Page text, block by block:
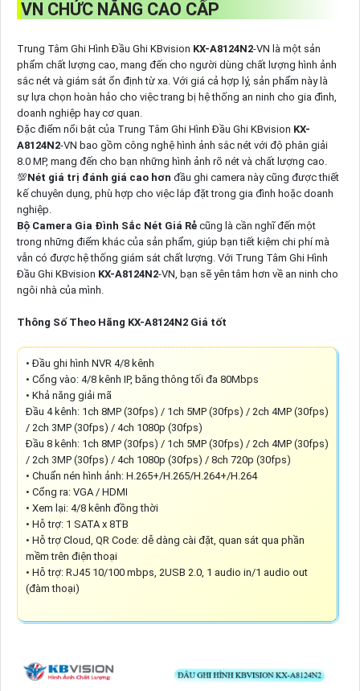
VN CHỨC NĂNG CAO CẤP
Trung Tâm Ghi Hình Đầu Ghi KBvision KX-A8124N2-VN là một sản
phẩm chất lượng cao, mang đến cho người dùng chất lượng hình ảnh
sắc nét và giám sát ổn định từ xa. Với giá cả hợp lý, sản phẩm này là
sự lựa chọn hoàn hảo cho việc trang bị hệ thống an ninh cho gia đình,
doanh nghiệp hay cơ quan.
Đặc điểm nổi bật của Trung Tâm Ghi Hình Đầu Ghi KBvision KX-
A8124N2-VN bao gồm công nghệ hình ảnh sắc nét với độ phân giải
8.0 MP, mang đến cho bạn những hình ảnh rõ nét và chất lượng cao.
💯Nét giá trị đánh giá cao hơn đầu ghi camera này cũng được thiết
kế chuyên dụng, phù hợp cho việc lắp đặt trong gia đình hoặc doanh
nghiệp.
Bộ Camera Gia Đình Sắc Nét Giá Rẻcũng là cần nghĩ đến một
trong những điểm khác của sản phẩm, giúp bạn tiết kiệm chi phí mà
vẫn có được hệ thống giám sát chất lượng. Với Trung Tâm Ghi Hình
Đầu Ghi KBvision KX-A8124N2-VN, bạn sẽ yên tâm hơn về an ninh cho
ngôi nhà của mình.
Thông Số Theo Hãng KX-A8124N2 Giá tốt
• Đầu ghi hình NVR 4/8 kênh
• Cổng vào: 4/8 kênh IP, băng thông tối đa 80Mbps
• Khả năng giải mã
Đầu 4 kênh: 1ch 8MP (30fps) / 1ch 5MP (30fps) / 2ch 4MP (30fps)
/ 2ch 3MP (30fps) / 4ch 1080p (30fps)
Đầu 8 kênh: 1ch 8MP (30fps) / 1ch 5MP (30fps) / 2ch 4MP (30fps)
/ 2ch 3MP (30fps) / 4ch 1080p (30fps) / 8ch 720p (30fps)
• Chuẩn nén hình ảnh: H.265+/H.265/H.264+/H.264
• Cổng ra: VGA / HDMI
• Xem lại: 4/8 kênh đồng thời
• Hỗ trợ: 1 SATA x 8TB
• Hỗ trợ Cloud, QR Code: dễ dàng cài đặt, quan sát qua phần
mềm trên điện thoại
• Hỗ trợ: RJ45 10/100 mbps, 2USB 2.0, 1 audio in/1 audio out
(đàm thoại)